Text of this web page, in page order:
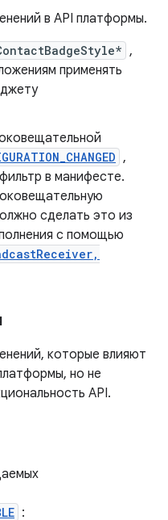
в API платформы.
,
применять
,
в манифесте.
сделать это из
с помощью
которые влияют
но не
API.
: